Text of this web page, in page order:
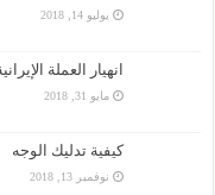
يوليو 14, 2018
انهيار العملة
مايو 31, 2018
كيفية تدليك الوجه
نوفمبر 13, 2018